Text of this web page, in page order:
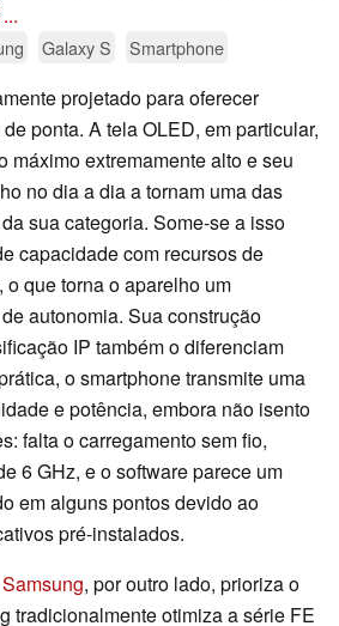
...
Galaxy S Smartphone
projetado para oferecer
ponta. A tela OLED, em particular,
máximo extremamente alto e seu
no dia a dia a tornam uma das
sua categoria. Some-se a isso
capacidade com recursos de
que torna o aparelho um
autonomia. Sua construção
IP também o diferenciam
o smartphone transmite uma
e potência, embora não isento
falta o carregamento sem fio,
6 GHz, e o software parece um
em alguns pontos devido ao
pré-instalados.
, por outro lado, prioriza o
tradicionalmente otimiza a série FE